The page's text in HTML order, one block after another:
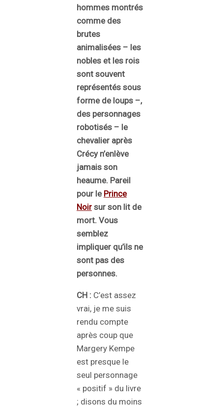
hommes montrés
comme des
brutes
animalisées – les
nobles et les rois
sont souvent
représentés sous
forme de loups –,
des personnages
robotisés – le
chevalier après
Crécy n’enlève
jamais son
heaume. Pareil
pour le Prince
Noir sur son lit de
mort. Vous
semblez
impliquer qu’ils ne
sont pas des
personnes.
CH : C’est assez
vrai, je me suis
rendu compte
après coup que
Margery Kempe
est presque le
seul personnage
« positif » du livre
; disons du moins